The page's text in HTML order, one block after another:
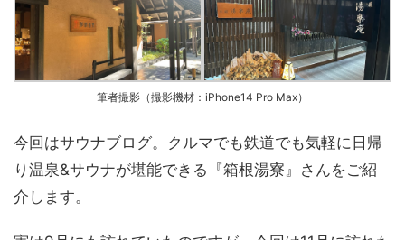
筆者撮影（撮影機材：iPhone14 Pro Max）
今回はサウナブログ。クルマでも鉄道でも気軽に日帰
り温泉&サウナが堪能できる『箱根湯寮』さんをご紹
介します。